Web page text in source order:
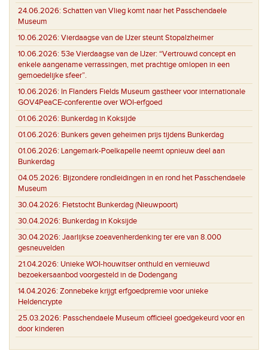
24.06.2026: Schatten van Vlieg komt naar het Passchendaele
Museum
10.06.2026: Vierdaagse van de IJzer steunt Stopalzheimer
10.06.2026: 53e Vierdaagse van de IJzer: “Vertrouwd concept en
enkele aangename verrassingen, met prachtige omlopen in een
gemoedelijke sfeer”.
10.06.2026: In Flanders Fields Museum gastheer voor internationale
GOV4PeaCE-conferentie over WOI-erfgoed
01.06.2026: Bunkerdag in Koksijde
01.06.2026: Bunkers geven geheimen prijs tijdens Bunkerdag
01.06.2026: Langemark-Poelkapelle neemt opnieuw deel aan
Bunkerdag
04.05.2026: Bijzondere rondleidingen in en rond het Passchendaele
Museum
30.04.2026: Fietstocht Bunkerdag (Nieuwpoort)
30.04.2026: Bunkerdag in Koksijde
30.04.2026: Jaarlijkse zoeavenherdenking ter ere van 8.000
gesneuvelden
21.04.2026: Unieke WOI-houwitser onthuld en vernieuwd
bezoekersaanbod voorgesteld in de Dodengang
14.04.2026: Zonnebeke krijgt erfgoedpremie voor unieke
Heldencrypte
25.03.2026: Passchendaele Museum officieel goedgekeurd voor en
door kinderen